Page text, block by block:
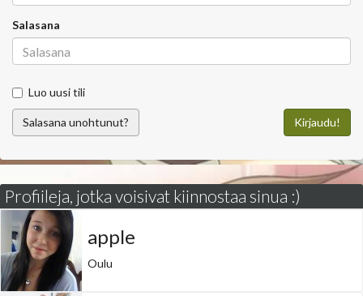
Salasana
Luo uusi tili
Salasana unohtunut? Kirjaudu!
Profiileja, jotka voisivat kiinnostaa sinua :)
apple
Oulu